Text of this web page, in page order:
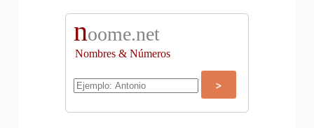
noome.net
Nombres & Números